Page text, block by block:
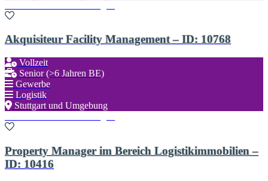
Akquisiteur Facility Management – ID: 10768
Vollzeit
Senior (>6 Jahren BE)
Gewerbe
Logistik
Stuttgart und Umgebung
Property Manager im Bereich Logistikimmobilien –
ID: 10416